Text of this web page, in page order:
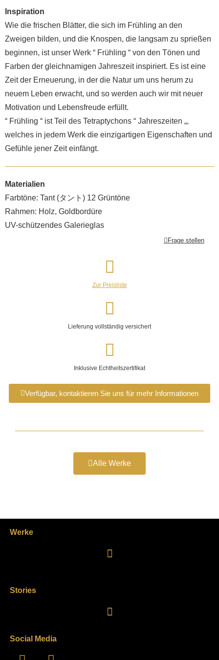
Inspiration
Wie die frischen Blätter, die sich im Frühling an den
Zweigen bilden, und die Knospen, die langsam zu sprießen
beginnen, ist unser Werk “ Frühling “ von den Tönen und
Farben der gleichnamigen Jahreszeit inspiriert. Es ist eine
Zeit der Erneuerung, in der die Natur um uns herum zu
neuem Leben erwacht, und so werden auch wir mit neuer
Motivation und Lebensfreude erfüllt.
“ Frühling “ ist Teil des Tetraptychons “ Jahreszeiten „,
welches in jedem Werk die einzigartigen Eigenschaften und
Gefühle jener Zeit einfängt.
Materialien
Farbtöne: Tant (タント) 12 Grüntöne
Rahmen: Holz, Goldbordüre
UV-schützendes Galerieglas
Frage stellen
Zur Preisliste
Lieferung vollständig versichert
Inklusive Echtheitszertifikat
Verfügbar, kontaktieren Sie uns für mehr Informationen
Alle Werke
Werke
Stories
Social Media